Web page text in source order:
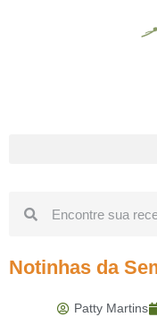
Notinhas da
Patty Martins